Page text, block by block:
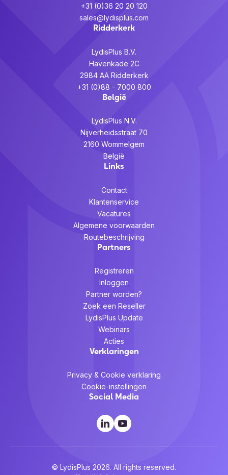
+31 (0)36 20 20 120
sales@lydisplus.com
Ridderkerk
LydisPlus B.V.
Havenkade 2C
2984 AA Ridderkerk
+31 (0)88 - 7000 800
België
LydisPlus N.V.
Nijverheidsstraat 70
2160 Wommelgem
België
Links
Contact
Klantenservice
Vacatures
Algemene voorwaarden
Routebeschrijving
Partners
Registreren
Inloggen
Partner worden?
Zoek een Reseller
LydisPlus Update
Webinars
Acties
Verklaringen
Privacy & Cookie verklaring
Cookie-instellingen
Social Media
© LydisPlus 2026. All rights reserved.